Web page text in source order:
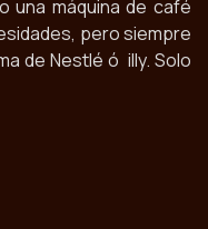
una máquina de café
pero siempre
de Nestlé ó illy. Solo